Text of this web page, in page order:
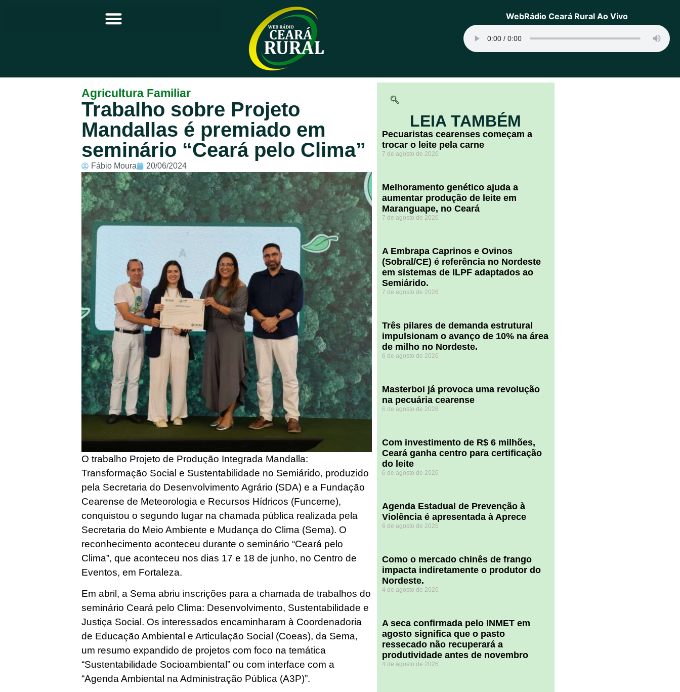
Principal
Notícias
Programação
Equipe
Contato
Sobre
WebRádio Ceará Rural Ao Vivo
Agricultura Familiar
Trabalho sobre Projeto
Mandallas é premiado em
seminário “Ceará pelo Clima”
Fábio Moura 20/06/2024
O trabalho Projeto de Produção Integrada Mandalla:
Transformação Social e Sustentabilidade no Semiárido, produzido
pela Secretaria do Desenvolvimento Agrário (SDA) e a Fundação
Cearense de Meteorologia e Recursos Hídricos (Funceme),
conquistou o segundo lugar na chamada pública realizada pela
Secretaria do Meio Ambiente e Mudança do Clima (Sema). O
reconhecimento aconteceu durante o seminário “Ceará pelo
Clima”, que aconteceu nos dias 17 e 18 de junho, no Centro de
Eventos, em Fortaleza.
Em abril, a Sema abriu inscrições para a chamada de trabalhos do
seminário Ceará pelo Clima: Desenvolvimento, Sustentabilidade e
Justiça Social. Os interessados encaminharam à Coordenadoria
de Educação Ambiental e Articulação Social (Coeas), da Sema,
um resumo expandido de projetos com foco na temática
“Sustentabilidade Socioambiental” ou com interface com a
“Agenda Ambiental na Administração Pública (A3P)”.
LEIA TAMBÉM
Pecuaristas cearenses começam a
trocar o leite pela carne
7 de agosto de 2026
Melhoramento genético ajuda a
aumentar produção de leite em
Maranguape, no Ceará
7 de agosto de 2026
A Embrapa Caprinos e Ovinos
(Sobral/CE) é referência no Nordeste
em sistemas de ILPF adaptados ao
Semiárido.
7 de agosto de 2026
​Três pilares de demanda estrutural
impulsionam o avanço de 10% na área
de milho no Nordeste.
6 de agosto de 2026
Masterboi já provoca uma revolução
na pecuária cearense
6 de agosto de 2026
Com investimento de R$ 6 milhões,
Ceará ganha centro para certificação
do leite
6 de agosto de 2026
Agenda Estadual de Prevenção à
Violência é apresentada à Aprece
6 de agosto de 2026
​Como o mercado chinês de frango
impacta indiretamente o produtor do
Nordeste.
4 de agosto de 2026
A seca confirmada pelo INMET em
agosto significa que o pasto
ressecado não recuperará a
produtividade antes de novembro
4 de agosto de 2026